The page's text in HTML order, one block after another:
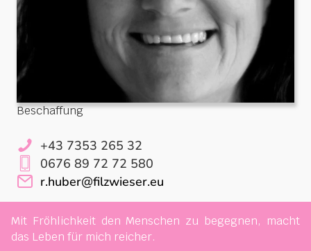
Beschaffung
+43 7353 265 32
0676 89 72 72 580
r.huber@filzwieser.eu
Mit Fröhlichkeit den Menschen zu begegnen, macht
das Leben für mich reicher.